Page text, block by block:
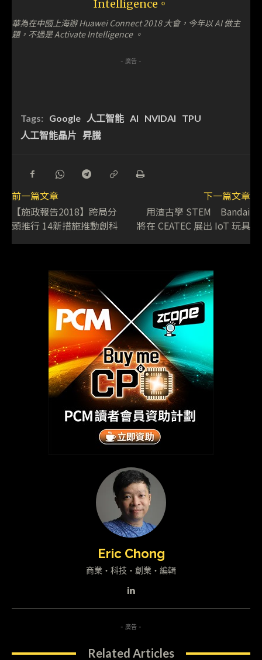
華為在中國上海辦 Huawei Connect 2018 大會，今年以 AI 做主
題，不過是 Activate Intelligence 。
- 廣告 -
Tags: Google 人工智能 AI NVIDAI
TPU
人工智能晶片 昇騰
前一篇文章
【施政報告2018】跨局分
頭推行 14新措施推動創科
下一篇文章
用渣古學 STEM Bandai
將在 CEATEC 展出 IoT 玩具
Eric Chong
商業・科技・創業・編輯
- 廣告 -
Related Articles